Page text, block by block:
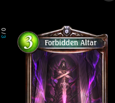
0
/
3